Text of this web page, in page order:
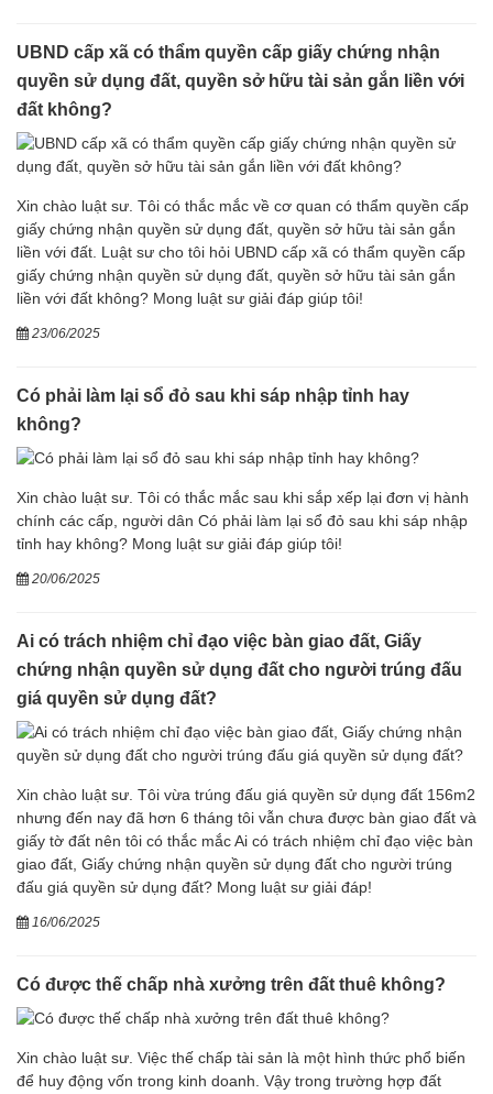
UBND cấp xã có thẩm quyền cấp giấy chứng nhận
quyền sử dụng đất, quyền sở hữu tài sản gắn liền với
đất không?
Xin chào luật sư. Tôi có thắc mắc về cơ quan có thẩm quyền cấp
giấy chứng nhận quyền sử dụng đất, quyền sở hữu tài sản gắn
liền với đất. Luật sư cho tôi hỏi UBND cấp xã có thẩm quyền cấp
giấy chứng nhận quyền sử dụng đất, quyền sở hữu tài sản gắn
liền với đất không? Mong luật sư giải đáp giúp tôi!
23/06/2025
Có phải làm lại sổ đỏ sau khi sáp nhập tỉnh hay
không?
Xin chào luật sư. Tôi có thắc mắc sau khi sắp xếp lại đơn vị hành
chính các cấp, người dân Có phải làm lại sổ đỏ sau khi sáp nhập
tỉnh hay không? Mong luật sư giải đáp giúp tôi!
20/06/2025
Ai có trách nhiệm chỉ đạo việc bàn giao đất, Giấy
chứng nhận quyền sử dụng đất cho người trúng đấu
giá quyền sử dụng đất?
Xin chào luật sư. Tôi vừa trúng đấu giá quyền sử dụng đất 156m2
nhưng đến nay đã hơn 6 tháng tôi vẫn chưa được bàn giao đất và
giấy tờ đất nên tôi có thắc mắc Ai có trách nhiệm chỉ đạo việc bàn
giao đất, Giấy chứng nhận quyền sử dụng đất cho người trúng
đấu giá quyền sử dụng đất? Mong luật sư giải đáp!
16/06/2025
Có được thế chấp nhà xưởng trên đất thuê không?
Xin chào luật sư. Việc thế chấp tài sản là một hình thức phổ biến
để huy động vốn trong kinh doanh. Vậy trong trường hợp đất